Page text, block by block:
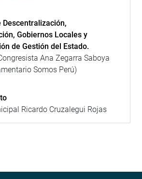
Descentralización,
Gobiernos Locales y
de Gestión del Estado.
Ana Zegarra Saboya
Somos Perú)
Ricardo Cruzalegui Rojas